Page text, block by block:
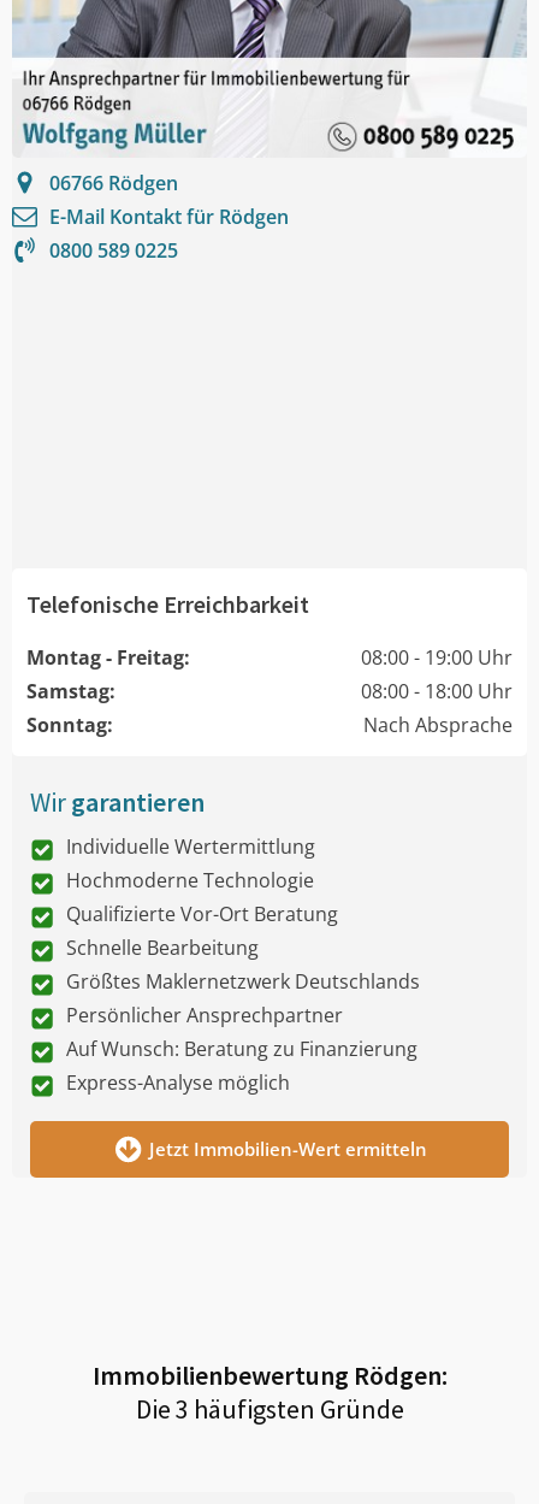
06766 Rödgen
E-Mail Kontakt für Rödgen
0800 589 0225
Telefonische Erreichbarkeit
Montag - Freitag:
08:00 - 19:00 Uhr
Samstag:
08:00 - 18:00 Uhr
Sonntag:
Nach Absprache
Wirgarantieren
Individuelle Wertermittlung
Hochmoderne Technologie
Qualifizierte Vor-Ort Beratung
Schnelle Bearbeitung
Größtes Maklernetzwerk Deutschlands
Persönlicher Ansprechpartner
Auf Wunsch: Beratung zu Finanzierung
Express-Analyse möglich
Jetzt Immobilien-Wert ermitteln
Immobilienbewertung Rödgen:
Die 3 häufigsten Gründe